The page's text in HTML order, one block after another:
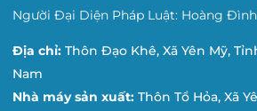
Người Đại Diện Pháp Luật: Hoàng
Địa chỉ: Thôn Đạo Khê, Xã Yên Mỹ,
Nam
Nhà máy sản xuất: Thôn Tổ Hỏa, Xã